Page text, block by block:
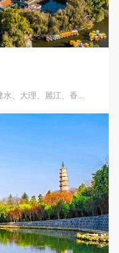
、大理、麗江、香...